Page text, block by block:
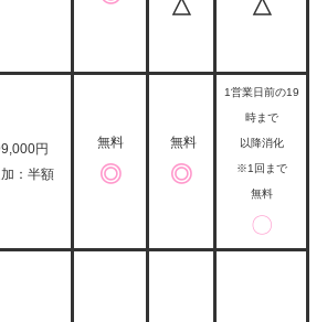
△ △
円
：半額
無料
◎
無料
◎
1営業日前の19
時まで
以降消化
※1回まで
無料
〇